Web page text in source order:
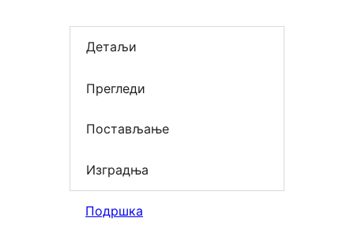
Детаљи
Прегледи
Постављање
Изградња
Подршка